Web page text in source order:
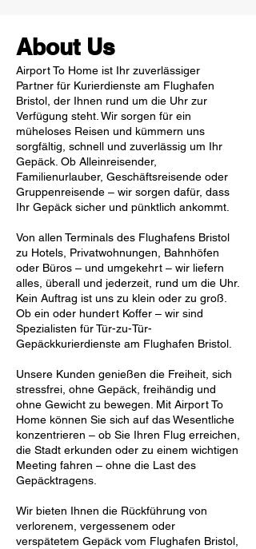
About Us
Airport To Home ist Ihr zuverlässiger
Partner für Kurierdienste am Flughafen
Bristol, der Ihnen rund um die Uhr zur
Verfügung steht. Wir sorgen für ein
müheloses Reisen und kümmern uns
sorgfältig, schnell und zuverlässig um Ihr
Gepäck. Ob Alleinreisender,
Familienurlauber, Geschäftsreisende oder
Gruppenreisende – wir sorgen dafür, dass
Ihr Gepäck sicher und pünktlich ankommt.
Von allen Terminals des Flughafens Bristol
zu Hotels, Privatwohnungen, Bahnhöfen
oder Büros – und umgekehrt – wir liefern
alles, überall und jederzeit, rund um die Uhr.
Kein Auftrag ist uns zu klein oder zu groß.
Ob ein oder hundert Koffer – wir sind
Spezialisten für Tür-zu-Tür-
Gepäckkurierdienste am Flughafen Bristol.
Unsere Kunden genießen die Freiheit, sich
stressfrei, ohne Gepäck, freihändig und
ohne Gewicht zu bewegen. Mit Airport To
Home können Sie sich auf das Wesentliche
konzentrieren – ob Sie Ihren Flug erreichen,
die Stadt erkunden oder zu einem wichtigen
Meeting fahren – ohne die Last des
Gepäcktragens.
Wir bieten Ihnen die Rückführung von
verlorenem, vergessenem oder
verspätetem Gepäck vom Flughafen Bristol,